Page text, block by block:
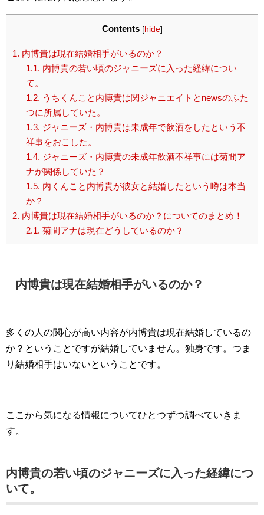
Contents [hide]
1. 内博貴は現在結婚相手がいるのか？
1.1. 内博貴の若い頃のジャニーズに入った経緯につい
て。
1.2. うちくんこと内博貴は関ジャニエイトとnewsのふた
つに所属していた。
1.3. ジャニーズ・内博貴は未成年で飲酒をしたという不
祥事をおこした。
1.4. ジャニーズ・内博貴の未成年飲酒不祥事には菊間ア
ナが関係していた？
1.5. 内くんこと内博貴が彼女と結婚したという噂は本当
か？
2. 内博貴は現在結婚相手がいるのか？についてのまとめ！
2.1. 菊間アナは現在どうしているのか？
内博貴は現在結婚相手がいるのか？
多くの人の関心が高い内容が内博貴は現在結婚しているの
か？ということですが結婚していません。独身です。つま
り結婚相手はいないということです。
ここから気になる情報についてひとつずつ調べていきま
す。
内博貴の若い頃のジャニーズに入った経緯につ
いて。